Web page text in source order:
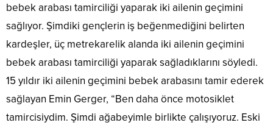
bebek arabası tamirciliği yaparak iki ailenin geçimini
sağlıyor. Şimdiki gençlerin iş beğenmediğini belirten
kardeşler, üç metrekarelik alanda iki ailenin geçimini
bebek arabası tamirciliği yaparak sağladıklarını söyledi.
15 yıldır iki ailenin geçimini bebek arabasını tamir ederek
sağlayan Emin Gerger, “Ben daha önce motosiklet
tamircisiydim. Şimdi ağabeyimle birlikte çalışıyoruz. Eski